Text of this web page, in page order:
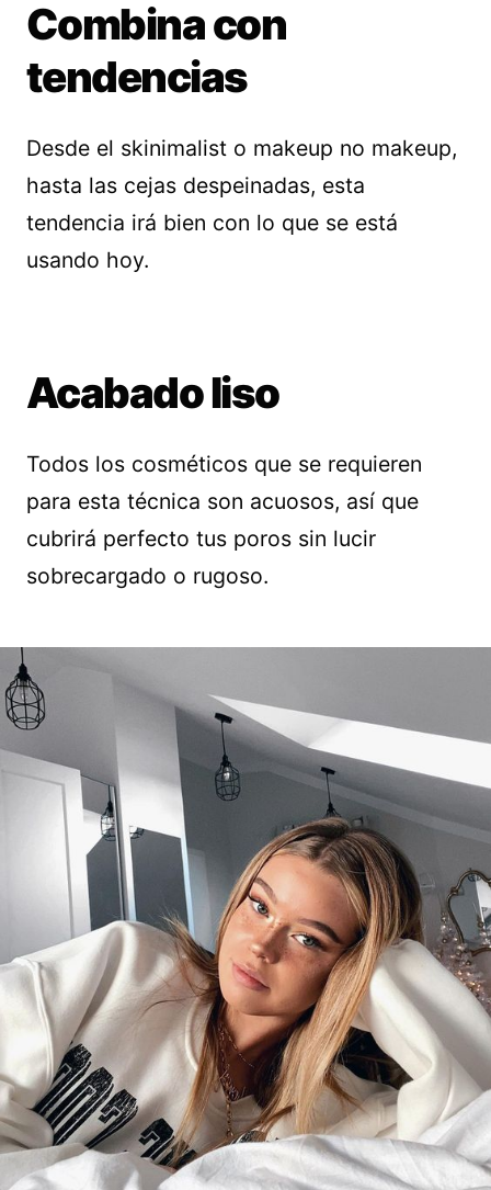
Combina con
tendencias
Desde el skinimalist o makeup no makeup,
hasta las cejas despeinadas, esta
tendencia irá bien con lo que se está
usando hoy.
Acabado liso
Todos los cosméticos que se requieren
para esta técnica son acuosos, así que
cubrirá perfecto tus poros sin lucir
sobrecargado o rugoso.